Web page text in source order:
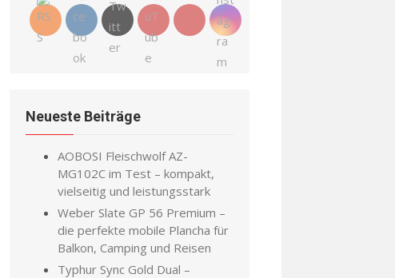
Neueste Beiträge
AOBOSI Fleischwolf AZ-
MG102C im Test – kompakt,
vielseitig und leistungsstark
Weber Slate GP 56 Premium –
die perfekte mobile Plancha für
Balkon, Camping und Reisen
Typhur Sync Gold Dual –